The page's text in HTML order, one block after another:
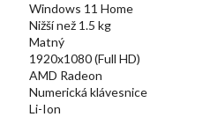
Windows 11 Home
Nižší než 1.5 kg
Matný
1920x1080 (Full HD)
AMD Radeon
Numerická klávesnice
Li-Ion